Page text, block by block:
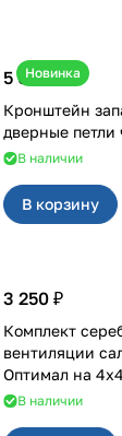
Новинка
5 050 ₽
Кронштейн
В наличии
В корзину
3 250 ₽
Комплект
вентиляции
Оптимал на 4х4
В наличии